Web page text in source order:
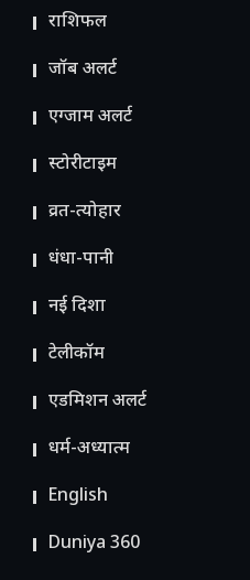
राशिफल
जॉब अलर्ट
एग्जाम अलर्ट
स्टोरीटाइम
व्रत-त्योहार
धंधा-पानी
नई दिशा
टेलीकॉम
ए​डमिशन अलर्ट
धर्म-अध्यात्म
English
Duniya 360